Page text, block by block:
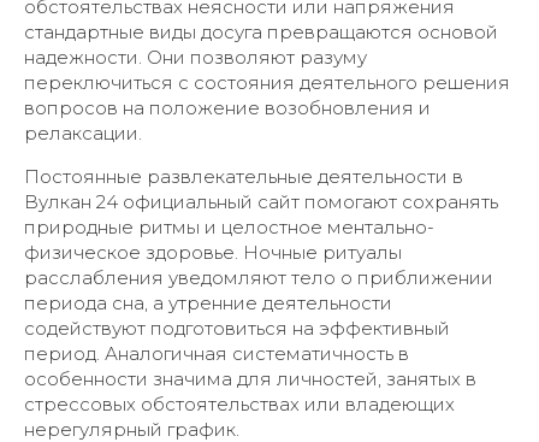
обстоятельствах неясности или напряжения
стандартные виды досуга превращаются основой
надежности. Они позволяют разуму
переключиться с состояния деятельного решения
вопросов на положение возобновления и
релаксации.
Постоянные развлекательные деятельности в
Вулкан 24 официальный сайт помогают сохранять
природные ритмы и целостное ментально-
физическое здоровье. Ночные ритуалы
расслабления уведомляют тело о приближении
периода сна, а утренние деятельности
содействуют подготовиться на эффективный
период. Аналогичная систематичность в
особенности значима для личностей, занятых в
стрессовых обстоятельствах или владеющих
нерегулярный график.